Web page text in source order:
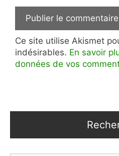
Ce site utilise Akismet
indésirables. En savoir
données de vos